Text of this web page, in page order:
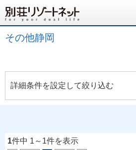
その他静岡
詳細条件を設定して絞り込む
1件中 1～1件を表示